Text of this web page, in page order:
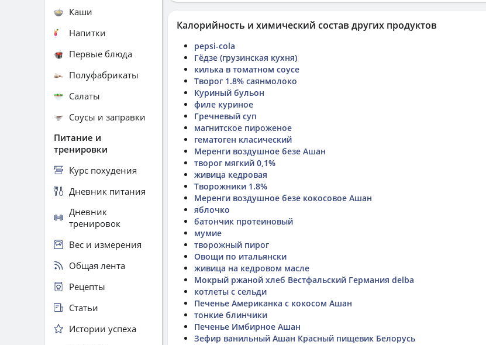
Калорийность и химический состав других продуктов
pepsi-cola
Гёдзе (грузинская кухня)
килька в томатном соусе
Творог 1.8% саянмолоко
Куриный бульон
филе куриное
Гречневый суп
магнитское пироженое
гематоген класический
Меренги воздушное безе Ашан
творог мягкий 0,1%
живица кедровая
Творожники 1.8%
Меренги воздушное безе кокосовое Ашан
яблочко
батончик протеиновый
мумие
творожный пирог
Овощи по итальянски
живица на кедровом масле
Мокрый ржаной хлеб Вестфальский Германия delba
котлеты с сельди
Печенье Американка с кокосом Ашан
тонкие блинчики
Печенье Имбирное Ашан
Зефир ванильный Ашан Красный пищевик Белорусь
Каши
Напитки
Первые блюда
Полуфабрикаты
Салаты
Соусы и заправки
Питание и
тренировки
Курс похудения
Дневник питания
Дневник
тренировок
Вес и измерения
Общая лента
Рецепты
Статьи
Истории успеха